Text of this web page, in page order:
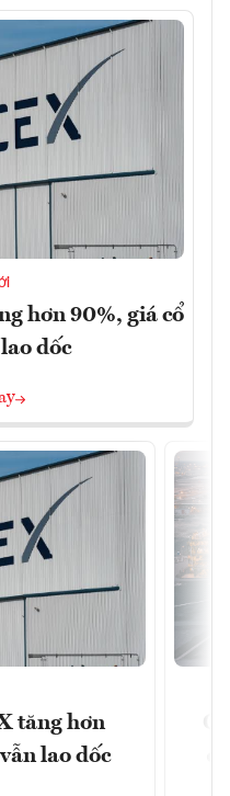
hơn 90%, giá cổ
dốc
tăng hơn
lao dốc